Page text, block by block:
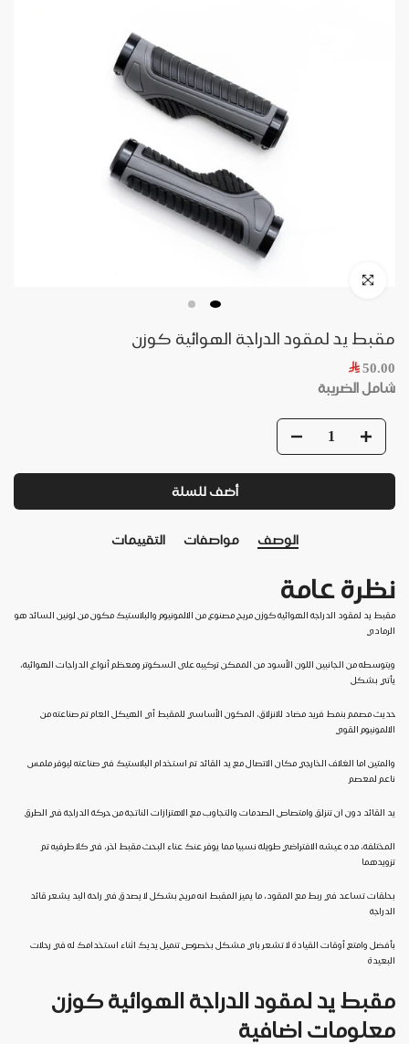
مقبط يد لمقود الدراجة الهوائية كوزن
50.00
شامل الضريبة
أضف للسلة
الوصف مواصفات التقييمات
نظرة عامة
مقبط يد لمقود الدراجة الهوائية كوزن مريح مصنوع من الالمونيوم والبلاستيك مكون من لونين السائد هو
الرمادي
ويتوسطه من الجانبين اللون الأسود من الممكن تركيبه على السكوتر ومعظم أنواع الدراجات الهوائية،
يأتي بشكل
حديث مصمم بنمط فريد مضاد للانزلاق، المكون الأساسي للمقبط أي الهيكل العام تم صناعته من
الالمونيوم القوي
والمتين اما الغلاف الخارجي مكان الاتصال مع يد القائد تم استخدام البلاستيك في صناعته ليوفر ملمس
ناعم لمعصم
يد القائد دون ان تنزلق وامتصاص الصدمات والتجاوب مع الاهتزازات الناتجة من حركة الدراجة في الطرق
المختلفة، مده عيشه الافتراضي طويلة نسبيا مما يوفر عنك عناء البحث مقبط اخر، في كلا طرفيه تم
تزويدهما
بحلقات تساعد في ربط مع المقود، ما يميز المقبط انه مريح بشكل لا يصدق في راحة اليد يشعر قائد
الدراجة
بأفضل وامتع أوقات القيادة لا تشعر باي مشكل بخصوص تنميل يديك اثناء استخدامك له في رحلات
البعيدة
مقبط يد لمقود الدراجة الهوائية كوزن
معلومات اضافية